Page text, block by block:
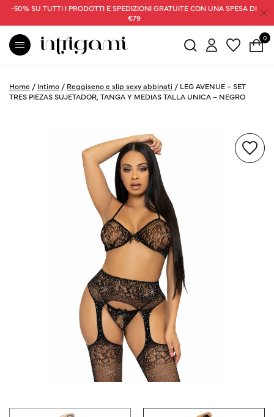
-50% SU TUTTI I PRODOTTI E SPEDIZIONI GRATUITE CON UNA SPESA DI
€79
0
Home / Intimo / Reggiseno e slip sexy abbinati / LEG AVENUE – SET
TRES PIEZAS SUJETADOR, TANGA Y MEDIAS TALLA UNICA – NEGRO